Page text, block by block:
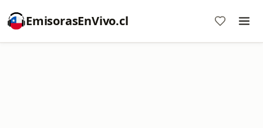
EmisorasEnVivo.cl